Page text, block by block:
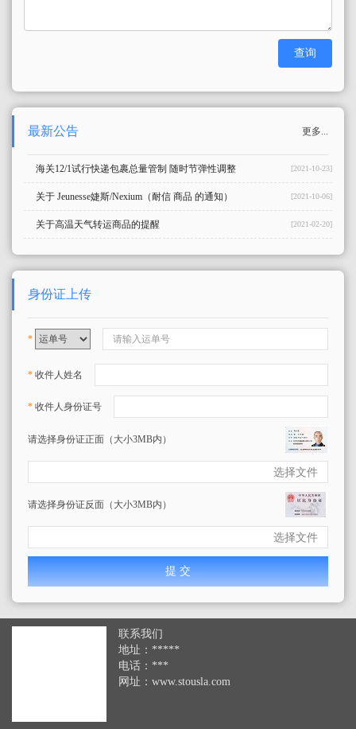
最新公告 更多...
海关12/1试行快递包裹总量管制 随时节弹性调整 [2021-10-23]
关于 Jeunesse婕斯/Nexium（耐信 商品 的通知） [2021-10-06]
关于高温天气转运商品的提醒 [2021-02-20]
身份证上传
*
* 收件人姓名
* 收件人身份证号
请选择身份证正面（大小3MB内）
选择文件
请选择身份证反面（大小3MB内）
选择文件
联系我们
地址： *****
电话： ***
网址：www.stousla.com